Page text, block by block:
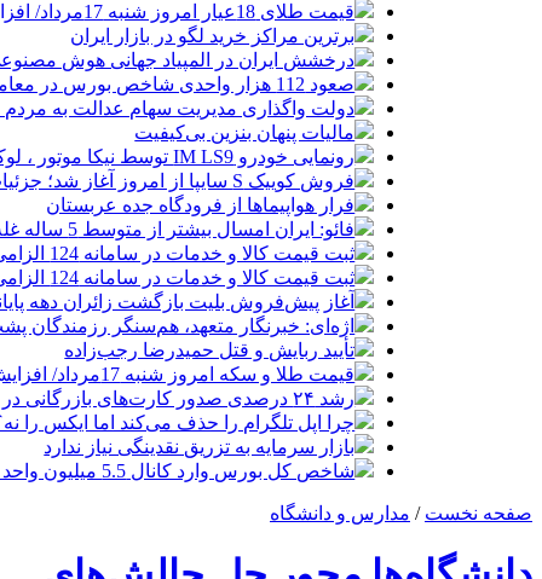
قیمت طلای 18عیار امروز شنبه 17مرداد/ افزایش قیمت + جدول و جزئیات
برترین مراکز خرید لگو در بازار ایران
درخشش ایران در المپیاد جهانی هوش
صعود 112 هزار واحدی شاخص بورس در معاملات امروز
دولت واگذاری مدیریت سهام عدالت به مردم
مالیات پنهان بنزین بی‌کیفیت
رونمایی خودرو IM LS9 توسط نیکا موتور ، لوکس ترین شاسی بلند EREV در ایران
فروش کوییک S سایپا از امروز آغاز شد؛ جزئیات ثبت‌نام و شرایط
فرار هواپیماها از فرودگاه جده عربستان
فائو: ایران امسال بیشتر از متوسط 5 ساله غله تولید می‌کند
ثبت قیمت کالا و خدمات در سامانه 124 الزامی شد
ثبت قیمت کالا و خدمات در سامانه 124 الزامی شد
آغاز پیش‌فروش بلیت بازگشت زائران دهه
اژه‌ای: خبرنگار متعهد، هم‌سنگر رزمندگان
تأیید ربایش و قتل حمیدرضا رجب‌زاده
قیمت طلا و سکه امروز شنبه 17مرداد/ افزایش همه قیمت ها + جدول و جزئیات
رشد ۲۴ درصدی صدور کارت‌های بازرگانی در گرگان
چرا اپل تلگرام را حذف می‌کند اما ایکس را
بازار سرمایه به تزریق نقدینگی نیاز ندارد
شاخص کل بورس وارد کانال 5.5 میلیون واحد شد
صفحه نخست / مدارس و دانشگاه